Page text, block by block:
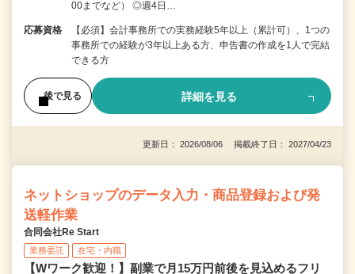
00までなど） ◎週4日…
応募資格
【必須】会計事務所での実務経験5年以上（累計可）、1つの
事務所での経験が3年以上ある方、申告書の作成を1人で完結
できる方
後で見る 詳細を見る
更新日： 2026/08/06 掲載終了日： 2027/04/23
ネットショップのデータ入力・商品登録および発
送軽作業
合同会社Re Start
業務委託 在宅・内職
【Wワーク歓迎！】副業で月15万円前後を見込めるフリ